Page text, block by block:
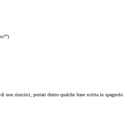
non riuscirci, portati dietro qualche frase scritta in spagnolo.